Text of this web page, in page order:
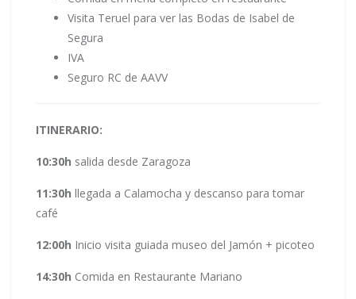
Visita Teruel para ver las Bodas de Isabel de
Segura
IVA
Seguro RC de AAVV
ITINERARIO:
10:30h salida desde Zaragoza
11:30h llegada a Calamocha y descanso para tomar
café
12:00h Inicio visita guiada museo del Jamón + picoteo
14:30h Comida en Restaurante Mariano